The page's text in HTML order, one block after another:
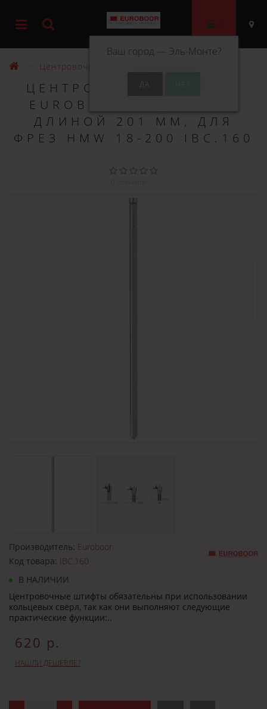
Ваш город — Эль-Монте?
0
Центровочные штифты
ЦЕНТРОВОЧНЫЙ ШТИФТ
EUROBOOR Ø 8.0 ММ И
ДЛИНОЙ 201 ММ, ДЛЯ
ФРЕЗ HMW 18-200 IBC.160
Производитель: Euroboor
Код товара: IBC.160
В НАЛИЧИИ
Центровочные штифты обязательны при использовании
кольцевых свёрл, так как они выполняют следующие
практические функции:..
620 р.
НАШЛИ ДЕШЕВЛЕ?